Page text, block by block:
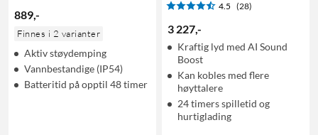
889,-
Finnes i 2 varianter
Aktiv støydemping
Vannbestandige (IP54)
Batteritid på opptil 48 timer
4.5 (28)
3 227,-
Kraftig lyd med AI Sound
Boost
Kan kobles med flere
høyttalere
24 timers spilletid og
hurtiglading